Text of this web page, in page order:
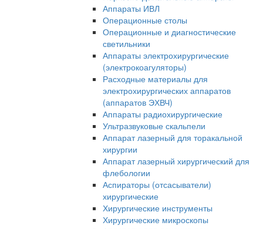
Аппараты ИВЛ
Операционные столы
Операционные и диагностические
светильники
Аппараты электрохирургические
(электрокоагуляторы)
Расходные материалы для
электрохирургических аппаратов
(аппаратов ЭХВЧ)
Аппараты радиохирургические
Ультразвуковые скальпели
Аппарат лазерный для торакальной
хирургии
Аппарат лазерный хирургический для
флебологии
Аспираторы (отсасыватели)
хирургические
Хирургические инструменты
Хирургические микроскопы